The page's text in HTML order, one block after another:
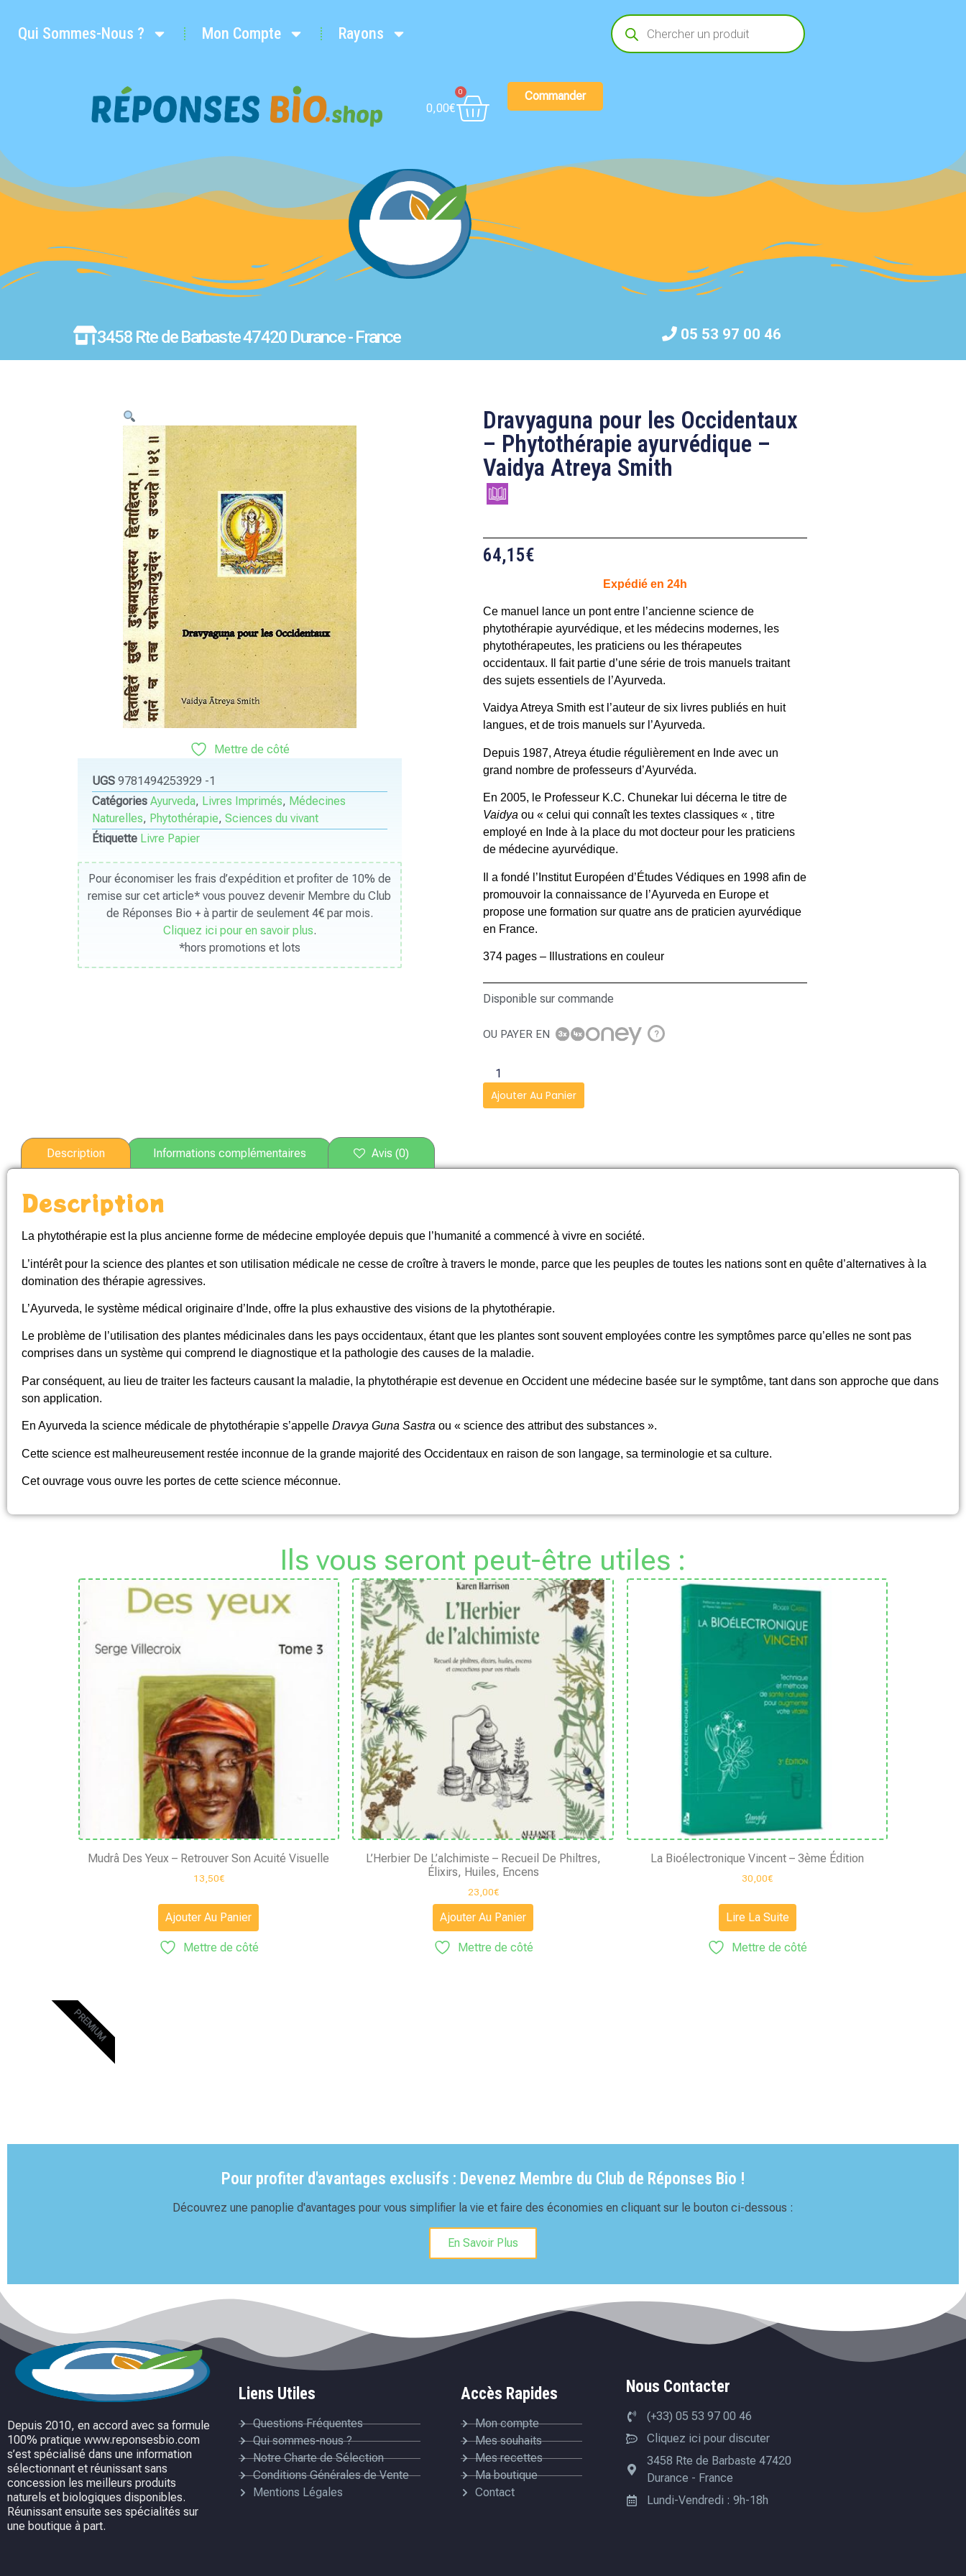
Qui Sommes-Nous ? Mon Compte Rayons
0,00€
0 Commander
3458 Rte de Barbaste 47420 Durance - France 05 53 97 00 46
Mettre de côté
UGS 9781494253929 -1
Catégories Ayurveda, Livres Imprimés, Médecines
Naturelles, Phytothérapie, Sciences du vivant
Étiquette Livre Papier
Pour économiser les frais d’expédition et profiter de 10% de
remise sur cet article* vous pouvez devenir Membre du Club
de Réponses Bio + à partir de seulement 4€ par mois.
Cliquez ici pour en savoir plus.
*hors promotions et lots
Dravyaguna pour les Occidentaux
– Phytothérapie ayurvédique –
Vaidya Atreya Smith
64,15€
Expédié en 24h
Ce manuel lance un pont entre l’ancienne science de
phytothérapie ayurvédique, et les médecins modernes, les
phytothérapeutes, les praticiens ou les thérapeutes
occidentaux. Il fait partie d’une série de trois manuels traitant
des sujets essentiels de l’Ayurveda.
Vaidya Atreya Smith est l’auteur de six livres publiés en huit
langues, et de trois manuels sur l’Ayurveda.
Depuis 1987, Atreya étudie régulièrement en Inde avec un
grand nombre de professeurs d’Ayurvéda.
En 2005, le Professeur K.C. Chunekar lui décerna le titre de
Vaidya ou « celui qui connaît les textes classiques « , titre
employé en Inde à la place du mot docteur pour les praticiens
de médecine ayurvédique.
Il a fondé l’Institut Européen d’Études Védiques en 1998 afin de
promouvoir la connaissance de l’Ayurveda en Europe et
propose une formation sur quatre ans de praticien ayurvédique
en France.
374 pages – Illustrations en couleur
Disponible sur commande
OU PAYER EN ?
Ajouter Au Panier
Description Informations complémentaires Avis (0)
Description
La phytothérapie est la plus ancienne forme de médecine employée depuis que l’humanité a commencé à vivre en société.
L’intérêt pour la science des plantes et son utilisation médicale ne cesse de croître à travers le monde, parce que les peuples de toutes les nations sont en quête d’alternatives à la
domination des thérapie agressives.
L’Ayurveda, le système médical originaire d’Inde, offre la plus exhaustive des visions de la phytothérapie.
Le problème de l’utilisation des plantes médicinales dans les pays occidentaux, étant que les plantes sont souvent employées contre les symptômes parce qu’elles ne sont pas
comprises dans un système qui comprend le diagnostique et la pathologie des causes de la maladie.
Par conséquent, au lieu de traiter les facteurs causant la maladie, la phytothérapie est devenue en Occident une médecine basée sur le symptôme, tant dans son approche que dans
son application.
En Ayurveda la science médicale de phytothérapie s’appelle Dravya Guna Sastra ou « science des attribut des substances ».
Cette science est malheureusement restée inconnue de la grande majorité des Occidentaux en raison de son langage, sa terminologie et sa culture.
Cet ouvrage vous ouvre les portes de cette science méconnue.
Ils vous seront peut-être utiles :
Mudrâ Des Yeux – Retrouver Son Acuité Visuelle
13,50€
Ajouter Au Panier
Mettre de côté
L’Herbier De L’alchimiste – Recueil De Philtres,
Élixirs, Huiles, Encens
23,00€
Ajouter Au Panier
Mettre de côté
La Bioélectronique Vincent – 3ème Édition
30,00€
Lire La Suite
Mettre de côté
Pour profiter d'avantages exclusifs : Devenez Membre du Club de Réponses Bio !
Découvrez une panoplie d'avantages pour vous simplifier la vie et faire des économies en cliquant sur le bouton ci-dessous :
En Savoir Plus
PREMIUM
Depuis 2010, en accord avec sa formule
100% pratique www.reponsesbio.com
s’est spécialisé dans une information
sélectionnant et réunissant sans
concession les meilleurs produits
naturels et biologiques disponibles.
Réunissant ensuite ses spécialités sur
une boutique à part.
Liens Utiles
Questions Fréquentes
Qui sommes-nous ?
Notre Charte de Sélection
Conditions Générales de Vente
Mentions Légales
Accès Rapides
Mon compte
Mes souhaits
Mes recettes
Ma boutique
Contact
Nous Contacter
(+33) 05 53 97 00 46
Cliquez ici pour discuter
3458 Rte de Barbaste 47420
Durance - France
Lundi-Vendredi : 9h-18h